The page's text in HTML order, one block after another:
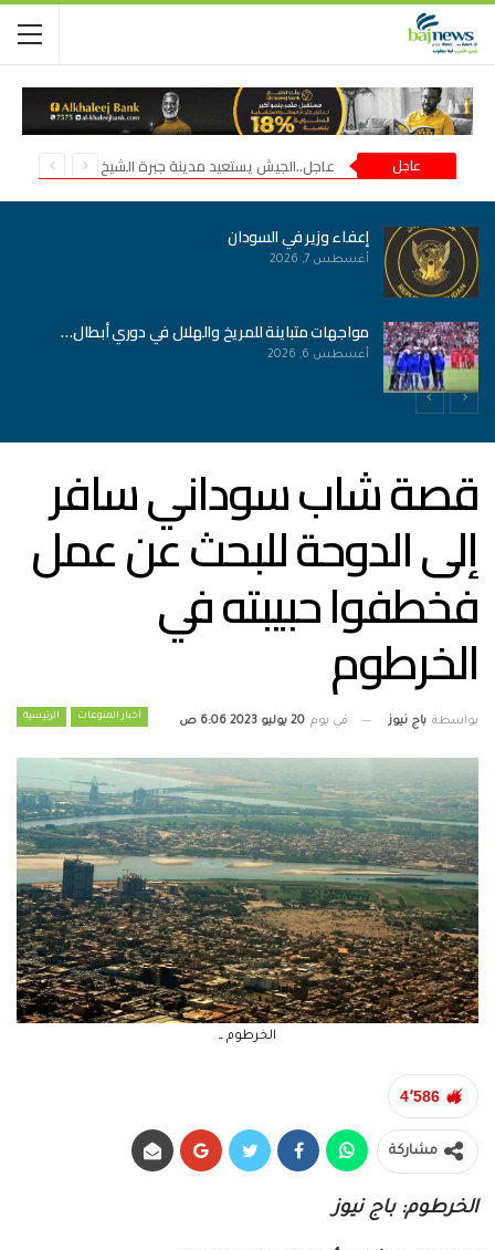
عاجل عاجل..الجيش يستعيد مدينة جبرة الشيخ في شمال كردفان
إعفاء وزير في السودان
أغسطس 7, 2026
مواجهات متباينة للمريخ والهلال في دوري أبطال…
أغسطس 6, 2026
قصة شاب سوداني سافر
إلى الدوحة للبحث عن عمل
فخطفوا حبيبته في
الخرطوم
أخبار المنوعات الرئيسية بواسطة باج نيوز في يوم 20 يوليو 2023 6:06 ص
الخرطوم ــ
4٬586
مشاركة
الخرطوم: باج نيوز